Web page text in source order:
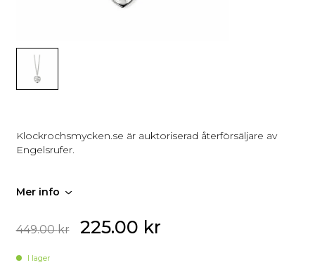
Klockrochsmycken.se är auktoriserad återförsäljare av
Engelsrufer.
Mer info
449.00kr 225.00 kr
I lager